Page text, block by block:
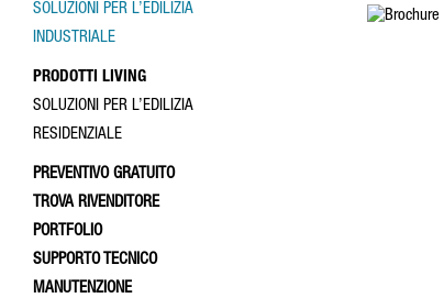
SOLUZIONI PER L’EDILIZIA
INDUSTRIALE
PRODOTTI LIVING
SOLUZIONI PER L’EDILIZIA
RESIDENZIALE
PREVENTIVO GRATUITO
TROVA RIVENDITORE
PORTFOLIO
SUPPORTO TECNICO
MANUTENZIONE